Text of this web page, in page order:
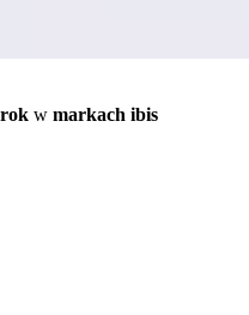
rok w markach ibis